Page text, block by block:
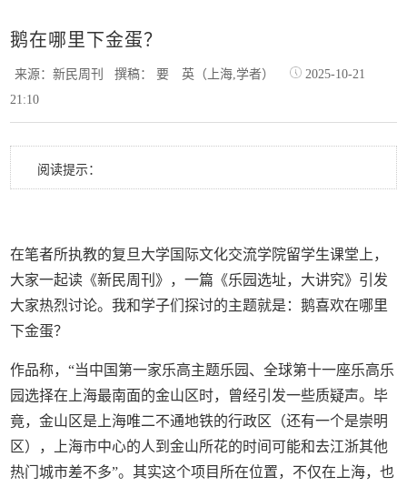
鹅在哪里下金蛋？
来源：新民周刊撰稿： 要 英（上海,学者）
2025-10-21
21:10
阅读提示：
在笔者所执教的复旦大学国际文化交流学院留学生课堂上，
大家一起读《新民周刊》，一篇《乐园选址，大讲究》引发
大家热烈讨论。我和学子们探讨的主题就是：鹅喜欢在哪里
下金蛋？
作品称，“当中国第一家乐高主题乐园、全球第十一座乐高乐
园选择在上海最南面的金山区时，曾经引发一些质疑声。毕
竟，金山区是上海唯二不通地铁的行政区（还有一个是崇明
区），上海市中心的人到金山所花的时间可能和去江浙其他
热门城市差不多”。其实这个项目所在位置，不仅在上海，也